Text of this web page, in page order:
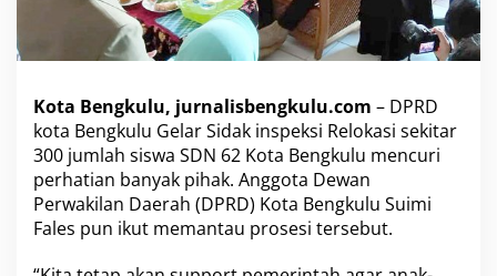
R
l
k
a
s
i
i
a
Kota Bengkulu, jurnalisbengkulu.com – DPRD
kota Bengkulu Gelar Sidak inspeksi Relokasi sekitar
300 jumlah siswa SDN 62 Kota Bengkulu mencuri
perhatian banyak pihak. Anggota Dewan
Perwakilan Daerah (DPRD) Kota Bengkulu Suimi
Fales pun ikut memantau prosesi tersebut.